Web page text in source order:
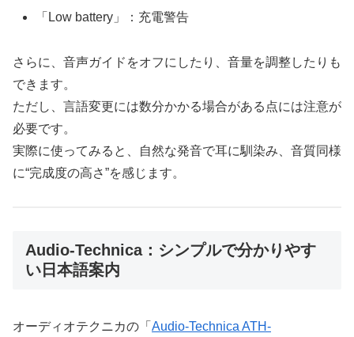
「Low battery」：充電警告
さらに、音声ガイドをオフにしたり、音量を調整したりも
できます。
ただし、言語変更には数分かかる場合がある点には注意が
必要です。
実際に使ってみると、自然な発音で耳に馴染み、音質同様
に“完成度の高さ”を感じます。
Audio-Technica：シンプルで分かりやす
い日本語案内
オーディオテクニカの「 Audio-Technica ATH-